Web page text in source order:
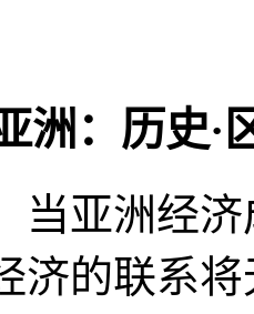
洲：历史·
当亚洲经
济的联系